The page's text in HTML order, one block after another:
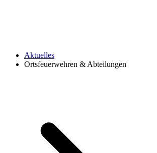
Aktuelles
Ortsfeuerwehren & Abteilungen